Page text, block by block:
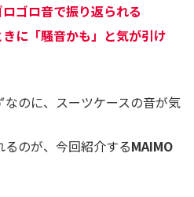
ゴロ音で振り返られる
に「騒音かも」と気が引け
なのに、スーツケースの音が気
のが、今回紹介するMAIMO